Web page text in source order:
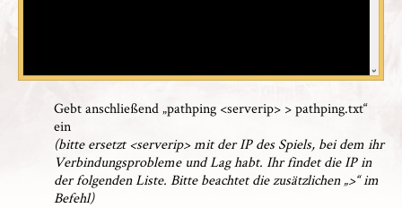
Gebt anschließend „pathping <serverip> > pathping.txt“
ein
(bitte ersetzt <serverip> mit der IP des Spiels, bei dem ihr
Verbindungsprobleme und Lag habt. Ihr findet die IP in
der folgenden Liste. Bitte beachtet die zusätzlichen „>“ im
Befehl)